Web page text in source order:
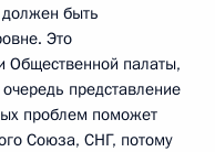
быть
Это
Общественной палаты,
представление
проблем поможет
Союза, СНГ, потому